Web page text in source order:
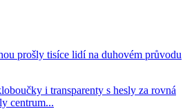
prošly tisíce lidí na duhovém průvodu
i transparenty s hesly za rovná
centrum...